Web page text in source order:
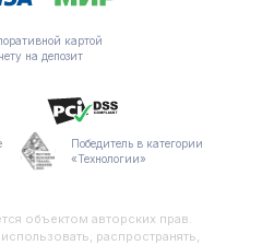
картой
на депозит
Победитель в категории
«Технологии»
объектом авторских прав.
распространять,